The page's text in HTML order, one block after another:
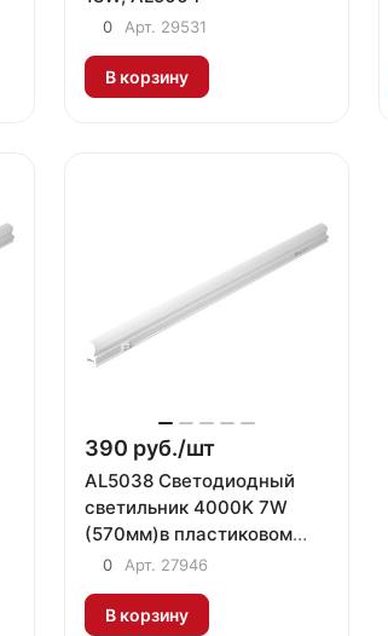
0 Арт. 29531
В корзину
390 руб./шт
AL5038 Светодиодный
светильник 4000K 7W
(570мм)в пластиковом
корпусе с выключателем
0 Арт. 27946
В корзину